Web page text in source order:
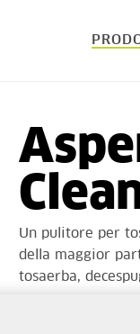
Un pulitore per
della maggior
tosaerba,